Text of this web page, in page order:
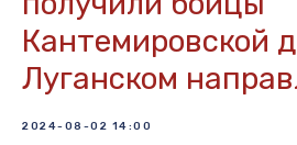
Кантемировской
Луганском
2024-08-02 14:00